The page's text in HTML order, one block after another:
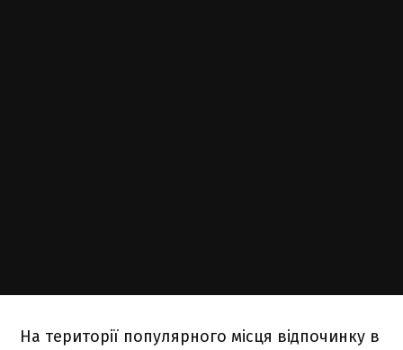
На території популярного місця відпочинку в